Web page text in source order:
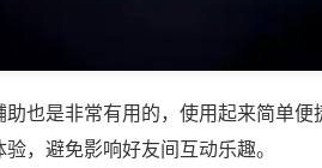
也是非常有用的，使用起来简单便
，避免影响好友间互动乐趣。